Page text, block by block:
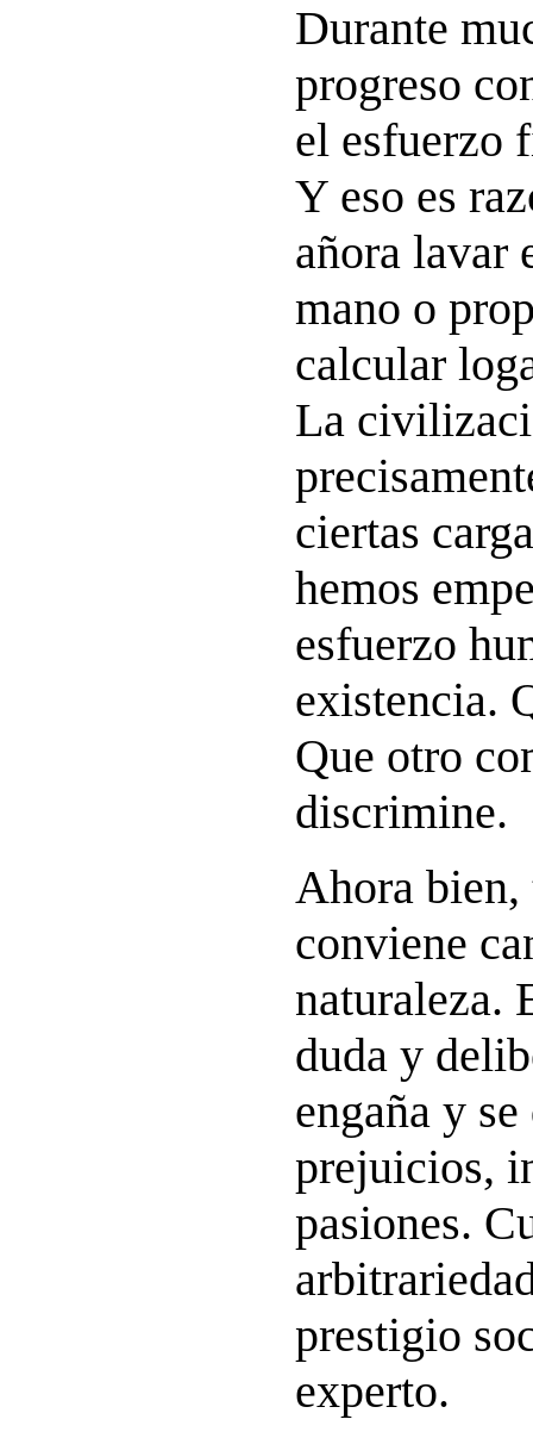
Durante
progreso
el esfuerzo
Y eso es
añora lavar
mano o
calcular
La
ciertas
hemos
esfuerzo
existencia.
Que otro
discrimine.
Ahora bien,
conviene
naturaleza.
duda y
engaña y
prejuicios,
pasiones.
prestigio
experto.